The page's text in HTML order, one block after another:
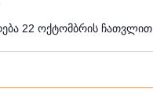
22 ოქტომბრის ჩათვლით.